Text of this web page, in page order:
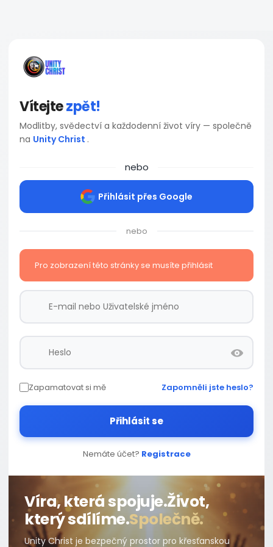
Vítejtezpět!
Modlitby, svědectví a každodenní život víry — společně
na Unity Christ .
nebo
Přihlásit přes Google
nebo
Pro zobrazení této stránky se musíte přihlásit
Zapamatovat si mě Zapomněli jste heslo?
Přihlásit se
Nemáte účet? Registrace
Víra, která spojuje.Život,
který sdílíme.Společně.
Unity Christ je bezpečný prostor pro křesťanskou